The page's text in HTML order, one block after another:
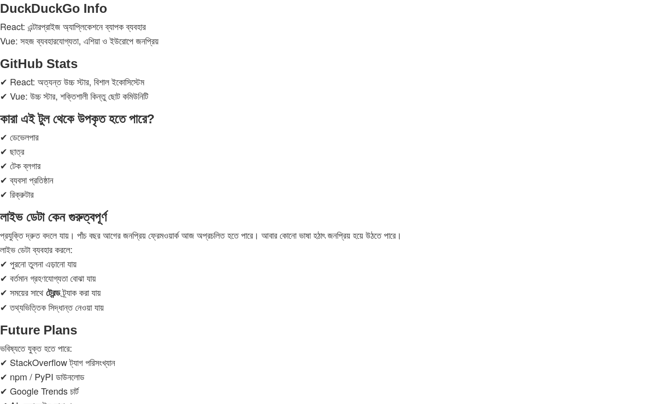
DuckDuckGo Info
React: এন্টারপ্রাইজ অ্যাপ্লিকেশনে ব্যাপক ব্যবহার
Vue: সহজ ব্যবহারযোগ্যতা, এশিয়া ও ইউরোপে জনপ্রিয়
GitHub Stats
✔ React: অত্যন্ত উচ্চ স্টার, বিশাল ইকোসিস্টেম
✔ Vue: উচ্চ স্টার, শক্তিশালী কিন্তু ছোট কমিউনিটি
কারা এই টুল থেকে উপকৃত হতে পারে?
✔ ডেভেলপার
✔ ছাত্র
✔ টেক ব্লগার
✔ ব্যবসা প্রতিষ্ঠান
✔ রিক্রুটার
লাইভ ডেটা কেন গুরুত্বপূর্ণ
প্রযুক্তি দ্রুত বদলে যায়। পাঁচ বছর আগের জনপ্রিয় ফ্রেমওয়ার্ক আজ অপ্রচলিত হতে পারে। আবার কোনো ভাষা হঠাৎ জনপ্রিয় হয়ে উঠতে পারে।
লাইভ ডেটা ব্যবহার করলে:
✔ পুরনো তুলনা এড়ানো যায়
✔ বর্তমান গ্রহণযোগ্যতা বোঝা যায়
✔ সময়ের সাথেট্রেন্ডট্র্যাক করা যায়
✔ তথ্যভিত্তিক সিদ্ধান্ত নেওয়া যায়
Future Plans
ভবিষ্যতে যুক্ত হতে পারে:
✔ StackOverflow ট্যাগ পরিসংখ্যান
✔ npm / PyPI ডাউনলোড
✔ Google Trends চার্ট